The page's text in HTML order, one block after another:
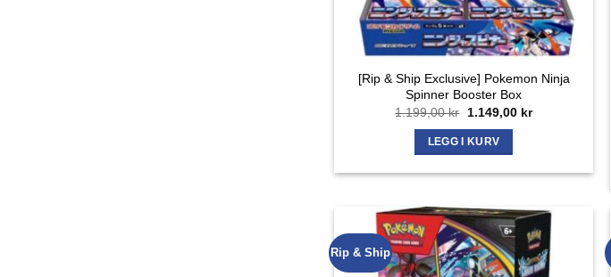
[Rip & Ship Exclusive] Pokemon Ninja
Spinner Booster Box
1.199,00kr Opprinnelig
var:
1.199,00 kr.
1.149,00 krNåværende
LEGG I KURV
Rip & Ship